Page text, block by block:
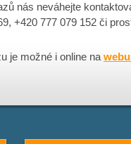
nás neváhejte
+420 777 079 152 či
je možné i online na